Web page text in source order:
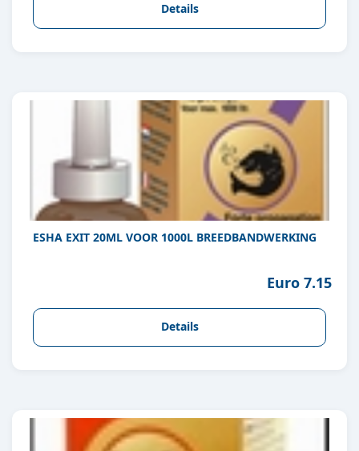
Details
ESHA EXIT 20ML VOOR 1000L BREEDBANDWERKING
Euro 7.15
Details